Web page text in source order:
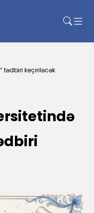
tədbiri keçiriləcək